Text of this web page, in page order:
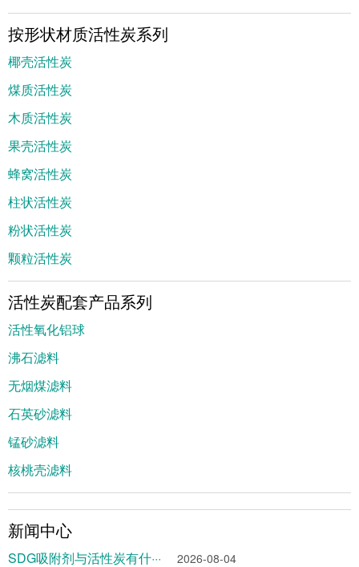
按形状材质活性炭系列
椰壳活性炭
煤质活性炭
木质活性炭
果壳活性炭
蜂窝活性炭
柱状活性炭
粉状活性炭
颗粒活性炭
活性炭配套产品系列
活性氧化铝球
沸石滤料
无烟煤滤料
石英砂滤料
锰砂滤料
核桃壳滤料
新闻中心
SDG吸附剂与活性炭有什··· 2026-08-04